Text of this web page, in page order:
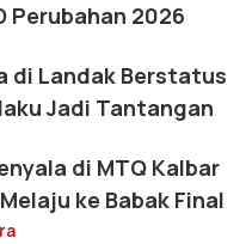
Perubahan 2026
di Landak Berstatus
Jadi Tantangan
di MTQ Kalbar
ke Babak Final